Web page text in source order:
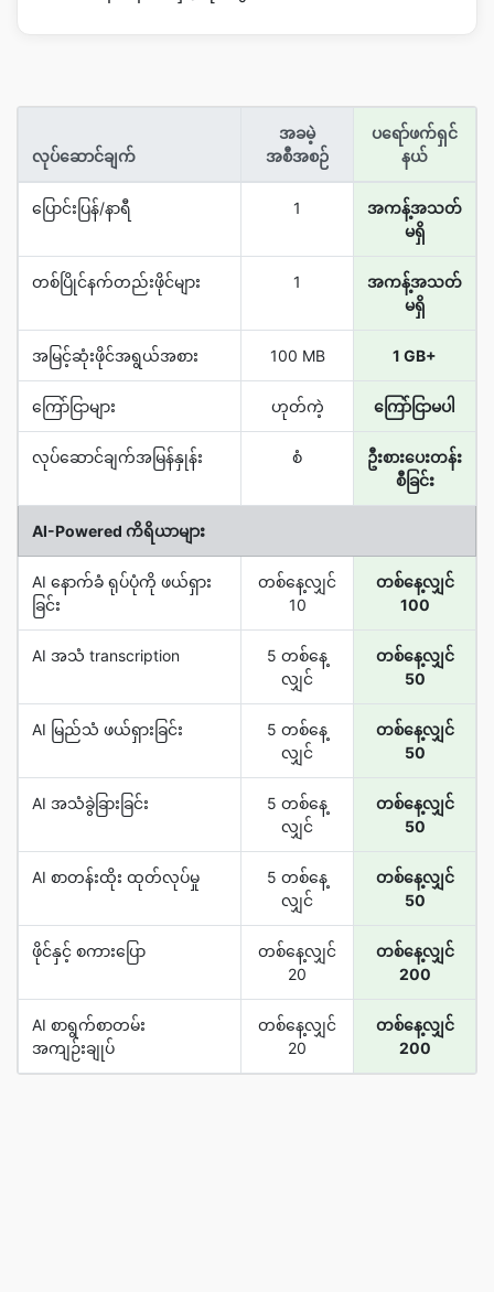
လုပ်ဆောင်ချက်
အခမဲ့
အစီအစဉ်
ပရော်ဖက်ရှင်
နယ်
ပြောင်းပြန်/နာရီ 1
အကန့်အသတ်
မရှိ
တစ်ပြိုင်နက်တည်းဖိုင်များ 1
အကန့်အသတ်
မရှိ
အမြင့်ဆုံးဖိုင်အရွယ်အစား 100 MB 1 GB+
ကြော်ငြာများ ဟုတ်ကဲ့ ကြော်ငြာမပါ
လုပ်ဆောင်ချက်အမြန်နှုန်း စံ
ဦးစားပေးတန်း
စီခြင်း
AI-Powered ကိရိယာများ
AI နောက်ခံ ရုပ်ပုံကို ဖယ်ရှား
ခြင်း
တစ်နေ့လျှင်
10
တစ်နေ့လျှင်
100
AI အသံ transcription
5 တစ်နေ့
လျှင်
တစ်နေ့လျှင်
50
AI မြည်သံ ဖယ်ရှားခြင်း
5 တစ်နေ့
လျှင်
တစ်နေ့လျှင်
50
AI အသံခွဲခြားခြင်း
5 တစ်နေ့
လျှင်
တစ်နေ့လျှင်
50
AI စာတန်းထိုး ထုတ်လုပ်မှု
5 တစ်နေ့
လျှင်
တစ်နေ့လျှင်
50
ဖိုင်နှင့် စကားပြော
တစ်နေ့လျှင်
20
တစ်နေ့လျှင်
200
AI စာရွက်စာတမ်း
အကျဉ်းချုပ်
တစ်နေ့လျှင်
20
တစ်နေ့လျှင်
200